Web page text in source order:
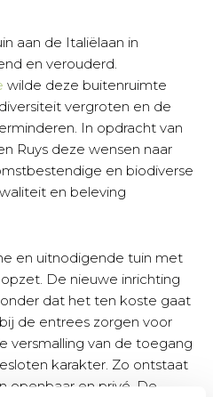
aan de Italiëlaan in
en verouderd.
wilde deze buitenruimte
vergroten en de
In opdracht van
Ruys deze wensen naar
en biodiverse
en beleving
en uitnodigende tuin met
De nieuwe inrichting
dat het ten koste gaat
de entrees zorgen voor
versmalling van de toegang
karakter. Zo ontstaat
openbaar en privé. De